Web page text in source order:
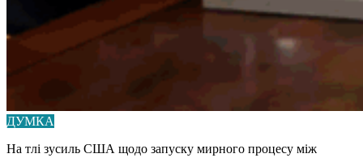
ДУМКА
На тлі зусиль США щодо запуску мирного процесу між